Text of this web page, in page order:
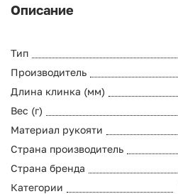
Описание
Тип
Производитель
Длина клинка (мм)
Вес (г)
Материал рукояти
Страна производитель
Страна бренда
Категории